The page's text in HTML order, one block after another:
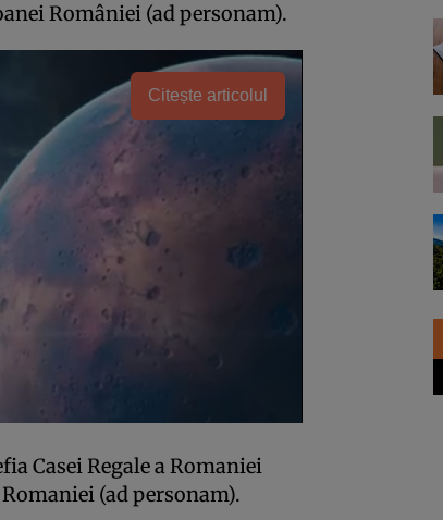
României (ad personam).
Citește articolul
Casei Regale a Romaniei
(ad personam).